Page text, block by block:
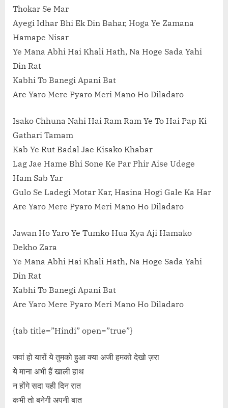
Thokar Se Mar
Ayegi Idhar Bhi Ek Din Bahar, Hoga Ye Zamana
Hamape Nisar
Ye Mana Abhi Hai Khali Hath, Na Hoge Sada Yahi
Din Rat
Kabhi To Banegi Apani Bat
Are Yaro Mere Pyaro Meri Mano Ho Diladaro
Isako Chhuna Nahi Hai Ram Ram Ye To Hai Pap Ki
Gathari Tamam
Kab Ye Rut Badal Jae Kisako Khabar
Lag Jae Hame Bhi Sone Ke Par Phir Aise Udege
Ham Sab Yar
Gulo Se Ladegi Motar Kar, Hasina Hogi Gale Ka Har
Are Yaro Mere Pyaro Meri Mano Ho Diladaro
Jawan Ho Yaro Ye Tumko Hua Kya Aji Hamako
Dekho Zara
Ye Mana Abhi Hai Khali Hath, Na Hoge Sada Yahi
Din Rat
Kabhi To Banegi Apani Bat
Are Yaro Mere Pyaro Meri Mano Ho Diladaro
{tab title=”Hindi” open=”true”}
जवां हो यारों ये तुमको हुआ क्या अजी हमको देखो ज़रा
ये माना अभी हैं खाली हाथ
न होंगे सदा यही दिन रात
कभी तो बनेगी अपनी बात